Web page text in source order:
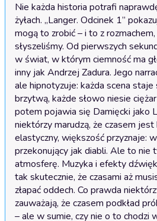
Nie każda historia potrafi
żyłach. „Langer. Odcinek 1”
mogą to zrobić – i to z
słyszeliśmy. Od pierwszych
w świat, w którym ciemność ma
inny jak Andrzej Zadura. Jego
ale hipnotyzuje: każda scena
brzytwą, każde słowo niesie
potem pojawia się Damięcki jako
niektórzy marudzą, że czasem
elastyczny, większość przyznaje:
przekonujący jak diabli. Ale to nie
atmosferę. Muzyka i efekty
tak skutecznie, że czasami aż
złapać oddech. Co prawda
zauważają, że czasem podkład
– ale w sumie, czy nie o to chodzi